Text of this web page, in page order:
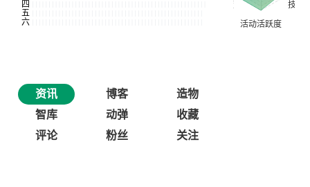
资讯 博客
造物
智库
动弹
收藏
评论
粉丝 关注